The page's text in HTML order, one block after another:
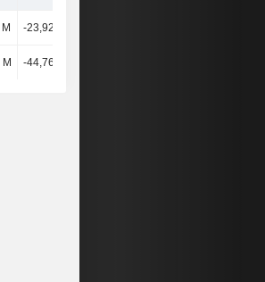
-23,92 mil M
-44,76 mil M